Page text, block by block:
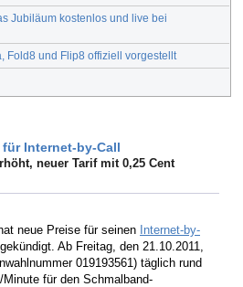
Jubiläum kostenlos und live bei
Fold8 und Flip8 offiziell vorgestellt
für Internet-by-Call
neuer Tarif mit 0,25 Cent
neue Preise für seinen Internet-by-
Ab Freitag, den 21.10.2011,
019193561) täglich rund
für den Schmalband-